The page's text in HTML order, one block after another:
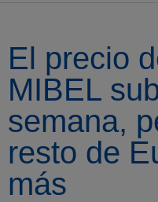
El precio
MIBEL
semana,
resto de
más